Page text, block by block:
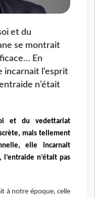
et du
se montrait
En
incarnait l’esprit
n’était
et du vedettariat
mais tellement
elle incarnait
l’entraide n’était pas
à notre époque, celle